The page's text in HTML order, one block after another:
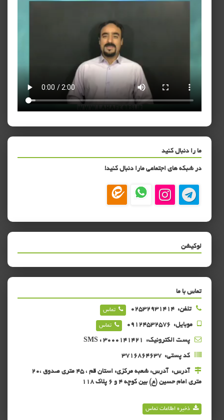
ما را دنبال کنید
در شبکه های اجتماعی مارا دنبال کنید!
لوکیشن
تماس با ما
تلفن: تماس
موبایل: تماس
پست الکترونیک:
کد پستی:
آدرس:
آدرس: شعبه مرکزی: استان قم ، 45 متری صدوق ،20
متری امام حسین (ع) بین کوچه 4 و 6 پلاک 118
ذخیره اطلاعات تماس